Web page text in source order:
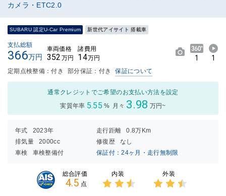
カメラ・ETC2.0
SUBARU 認定U-Car Premium 新世代アイサイト 搭載車
支払総額
366万円
車両価格
352 万円
諸費用
14万円 1 1
定期点検整備：付き 部分保証：付き 保証について
通常クレジットでご希望のお支払い方法を設定
実質年率 5.55 % 月々 3.98 万円~
年式 2023年 走行距離
0.8万Km
排気量
2000cc 修復歴
なし
車検
車検整備付 保証付：24ヶ月・走行無制限
総合評価
4.5 点
内装 外装